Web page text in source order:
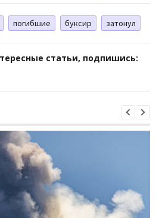
погибшие буксир затонул
статьи, подпишись: